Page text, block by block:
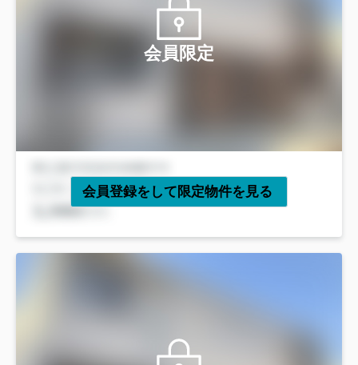
会員限定
会員登録をして限定物件を見る